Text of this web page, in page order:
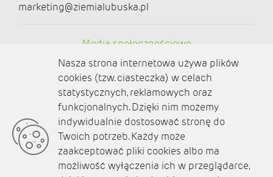
marketing@ziemialubuska.pl
Media społecznościowe
O nas
Kontakt
Polityka prywatności
Nasza strona internetowa używa plików
cookies (tzw. ciasteczka) w celach
statystycznych, reklamowych oraz
funkcjonalnych. Dzięki nim możemy
indywidualnie dostosować stronę do
Twoich potrzeb. Każdy może
zaakceptować pliki cookies albo ma
możliwość wyłączenia ich w przeglądarce,